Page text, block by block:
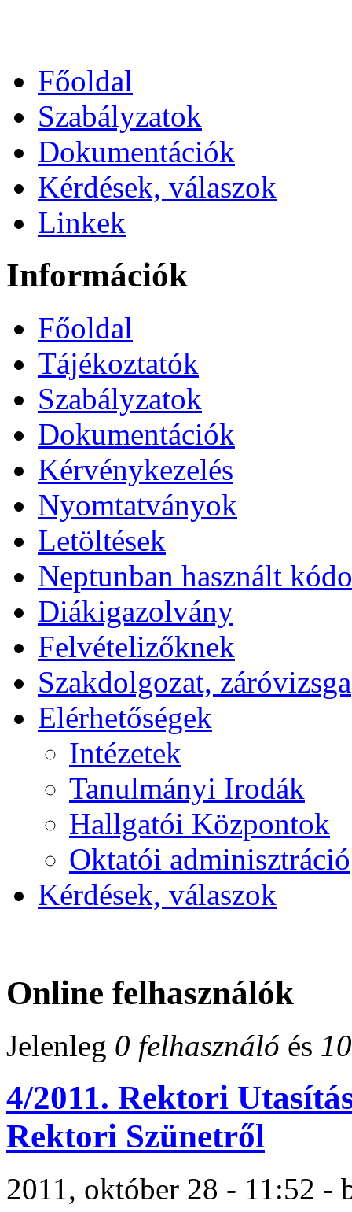
Főoldal
Szabályzatok
Dokumentációk
Kérdések, válaszok
Linkek
Információk
Főoldal
Tájékoztatók
Szabályzatok
Dokumentációk
Kérvénykezelés
Nyomtatványok
Letöltések
Neptunban használt
Diákigazolvány
Felvételizőknek
Szakdolgozat, záróvizsga
Elérhetőségek
Intézetek
Tanulmányi Irodák
Hallgatói Központok
Oktatói adminisztráció
Kérdések, válaszok
Online felhasználók
Jelenleg 0 felhasználó és
4/2011. Rektori
Rektori Szünetről
2011, október 28 - 11:52 -